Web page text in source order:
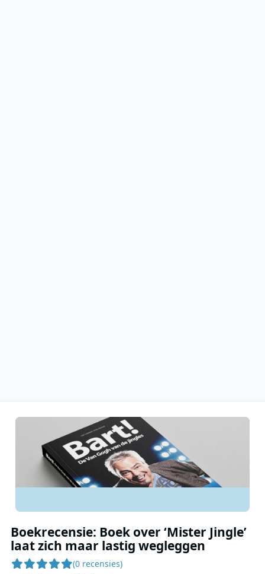
Boekrecensie: Boek over ‘Mister Jingle’
laat zich maar lastig wegleggen
(0 recensies)